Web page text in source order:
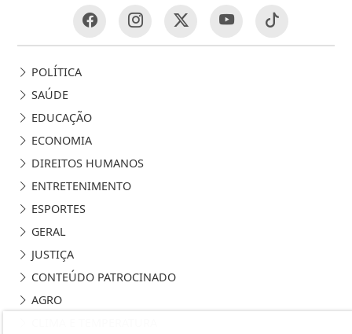
POLÍTICA
SAÚDE
EDUCAÇÃO
ECONOMIA
DIREITOS HUMANOS
ENTRETENIMENTO
ESPORTES
GERAL
JUSTIÇA
CONTEÚDO PATROCINADO
AGRO